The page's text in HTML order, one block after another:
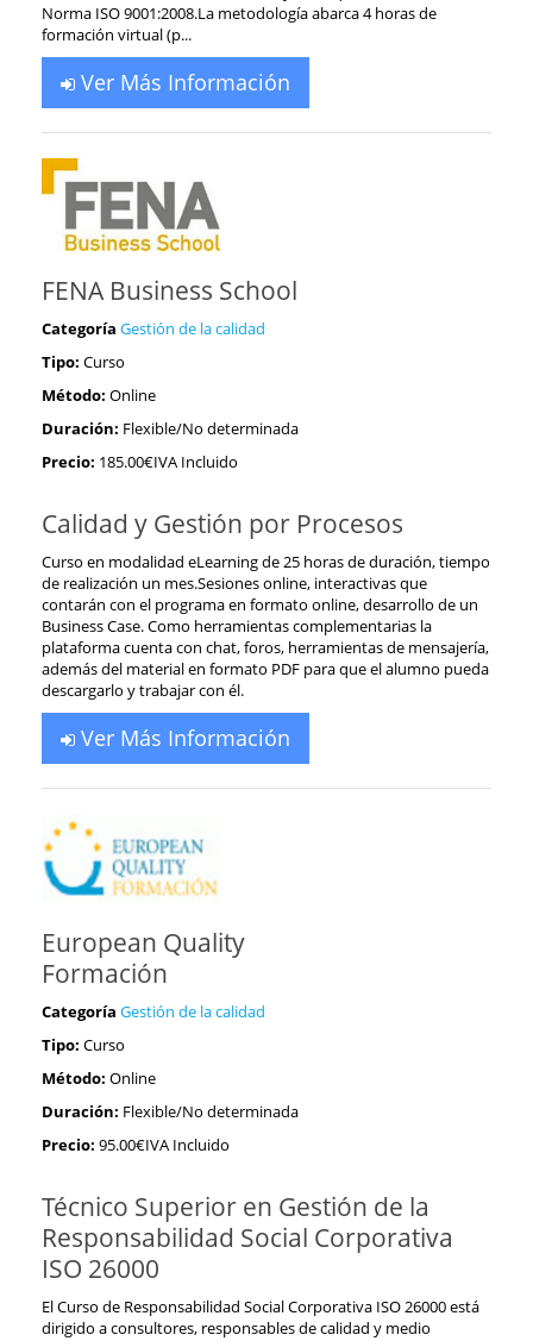
Norma ISO 9001:2008.La metodología abarca 4 horas de
formación virtual (p...
Ver Más Información
FENA Business School
Categoría Gestión de la calidad
Tipo: Curso
Método: Online
Duración: Flexible/No determinada
Precio: 185.00€IVA Incluido
Calidad y Gestión por Procesos
Curso en modalidad eLearning de 25 horas de duración, tiempo
de realización un mes.Sesiones online, interactivas que
contarán con el programa en formato online, desarrollo de un
Business Case. Como herramientas complementarias la
plataforma cuenta con chat, foros, herramientas de mensajería,
además del material en formato PDF para que el alumno pueda
descargarlo y trabajar con él.
Ver Más Información
European Quality
Formación
Categoría Gestión de la calidad
Tipo: Curso
Método: Online
Duración: Flexible/No determinada
Precio: 95.00€IVA Incluido
Técnico Superior en Gestión de la
Responsabilidad Social Corporativa
ISO 26000
El Curso de Responsabilidad Social Corporativa ISO 26000 está
dirigido a consultores, responsables de calidad y medio